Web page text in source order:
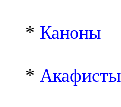
* Каноны
* Акафисты